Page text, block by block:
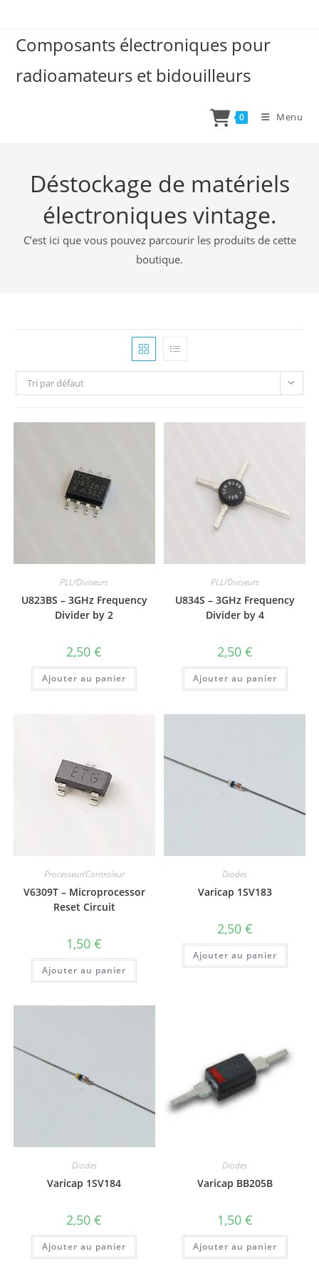
contentComposants électroniques pour
radioamateurs et bidouilleurs
0 Menu
Déstockage de matériels
électroniques vintage.
C’est ici que vous pouvez parcourir les produits de cette
boutique.
Tri par défaut
PLL/Diviseurs
U823BS – 3GHz Frequency
Divider by 2
2,50€
Ajouter au panier
PLL/Diviseurs
U834S – 3GHz Frequency
Divider by 4
2,50 €
Ajouter au panier
Processeur/Controleur
V6309T – Microprocessor
Reset Circuit
1,50€
Ajouter au panier
Diodes
Varicap 1SV183
2,50 €
Ajouter au panier
Diodes
Varicap 1SV184
2,50€
Ajouter au panier
Diodes
Varicap BB205B
1,50 €
Ajouter au panier